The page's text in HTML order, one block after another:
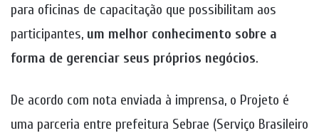
para oficinas de capacitação que possibilitam aos
participantes, um melhor conhecimento sobre a
forma de gerenciar seus próprios negócios.
De acordo com nota enviada à imprensa, o Projeto é
uma parceria entre prefeitura Sebrae (Serviço Brasileiro